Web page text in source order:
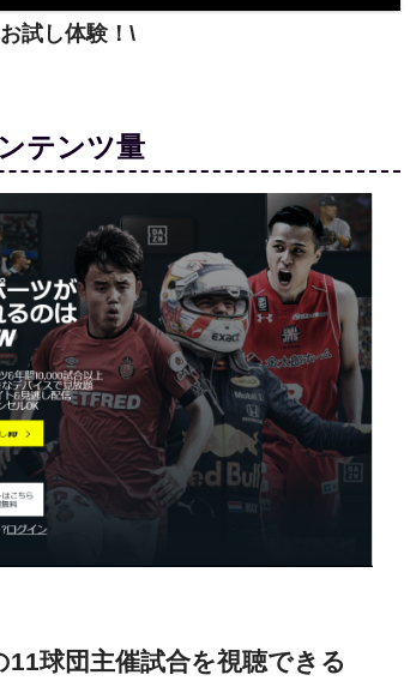
試し体験！\
テンツ量
球団主催試合を視聴できる